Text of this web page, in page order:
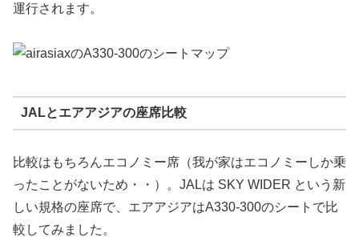
運行されます。
JALとエアアジアの座席比較
比較はもちろんエコノミー席（我が家はエコノミーしか乗
ったことがないため・・）。JALは SKY WIDER という新
しい規格の座席で、エアアジアはA330-300のシートで比
較してみました。